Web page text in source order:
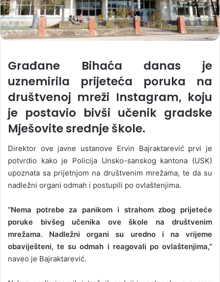
Građane Bihaća danas je
uznemirila prijeteća poruka na
društvenoj mreži Instagram, koju
je postavio bivši učenik gradske
Mješovite srednje škole.
Direktor ove javne ustanove Ervin Bajraktarević prvi je
potvrdio kako je Policija Unsko-sanskog kantona (USK)
upoznata sa prijetnjom na društvenim mrežama, te da su
nadležni organi odmah i postupili po ovlaštenjima.
“Nema potrebe za panikom i strahom zbog prijeteće
poruke bivšeg učenika ove škole na društvenim
mrežama. Nadležni organi su uredno i na vrijeme
obaviješteni, te su odmah i reagovali po ovlaštenjima,”
naveo je Bajraktarević.